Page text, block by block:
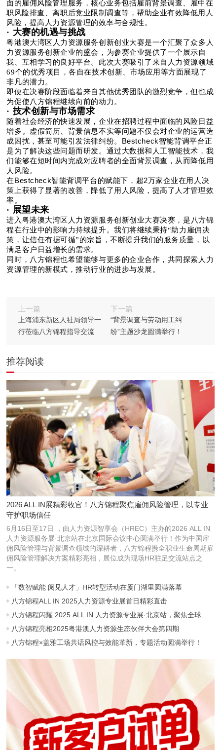
面的雇佣风险管理服务，核心业务包括雇前背景调查、雇中在
职风险排查、离职后竞业限制调查等，帮助企业有效降低用人
风险，提高人力资源管理的效率与合规性。
· 大赛的机遇与挑战
粤港澳大湾区人力资源服务创新创业大赛是一个汇聚了众多人
力资源服务创新企业的盛会，为参赛企业提供了一个展示自
我、互相学习的良好平台。此次大赛吸引了来自人力资源领域
69个的优秀项目，各自在技术创新、市场应用等方面展现了
非凡的潜力。
即便在决赛阶段面临着来自其他优秀团队的激烈竞争，但也成
为促使八方锦程继续向前的动力。
· 技术创新与市场需求
随着社会经济的快速发展，企业在招聘过程中面临的风险日益
增多。虚假简历、背景信息不实等问题不仅会对企业的运营造
成困扰，甚至可能引发法律纠纷。 Bestcheck智能背调平台正
是为了解决这些问题而研发。通过大数据和人工智能技术，我
们能够在短时间内完成对应聘者的全面背景调查，从而降低用
人风险。
在Bestcheck智能背调平台的赋能下，超2万家企业在用人决
策上获得了显著的改善，降低了用人风险，提高了人才管理效
率。
· 展望未来
进入粤港澳大湾区人力资源服务创新创业大赛决赛，是 八方锦
程在行业中的影响力持续提升。我们将继续秉持“助力雇佣决
策，让信任有据可循”的宗旨，不断提升我们的服务质量，以
满足客户日益增长的需求。
同时，八方锦程也希望能够与更多的企业合作，共同探索人力
资源管理的新模式，推动行业的进步与发展。
上一篇
上海浦东新区人社局领导一
行莅临八方锦程指导交流
下一篇
“背景调查与劳动用工纠
纷”主题沙龙圆满举行！
推荐阅读
2026 ALL IN展精彩收官！八方锦程聚焦雇佣风险管理，以专业
守护职场信任
6月16日至17日 ，由人力资源智享会（HREC）主办的2026 ALL IN
人力资源服务展·北京站在北京国际会议中心圆满举行！作为中国雇
佣风险管理与背景调查领域的深耕者，八方锦程携全职业生命周期雇
佣风险管理解决方案精彩亮相，展位成为现场HR驻足交流站点之
一。
「数智赋能 阅见人才」HR转型活动在厦门湖里圆满落幕
八方锦程ALL IN 2025人力资源专业展首日精彩直击
八方锦程闪耀 2025 ALL IN 人力资源专业展·北京站，聚焦全球雇佣风险管理
八方锦程亮相2025粤港澳人力资源生态伙伴大会第四期
八方锦程×盖雅工场共话风控与效能革新，专题活动圆满举行！